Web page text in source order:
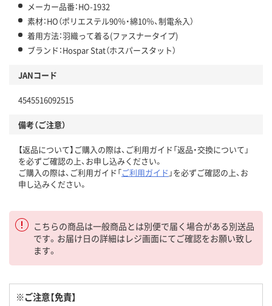
メーカー品番：HO-1932
素材：HO（ポリエステル90％・綿10％、制電糸入）
着用方法：羽織って着る(ファスナータイプ)
ブランド：Hospar Stat（ホスパースタット）
JANコード
4545516092515
備考（ご注意）
【返品について】ご購入の際は、ご利用ガイド「返品・交換について」
を必ずご確認の上、お申し込みください。
ご購入の際は、ご利用ガイド「ご利用ガイド 」を必ずご確認の上、お
申し込みください。
こちらの商品は一般商品とは別便で届く場合がある別送品
です。お届け日の詳細はレジ画面にてご確認をお願い致し
ます。
※ご注意【免責】